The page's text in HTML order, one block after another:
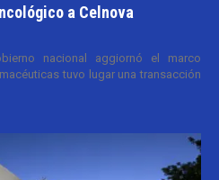
a Celnova
nacional aggiornó el marco
tuvo lugar una transacción